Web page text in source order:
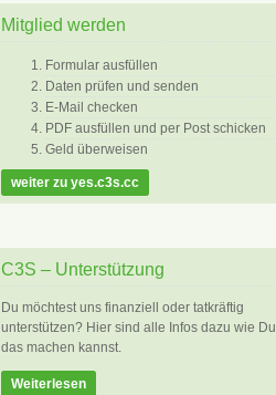
Mitglied werden
Formular ausfüllen
Daten prüfen und senden
E-Mail checken
PDF ausfüllen und per Post schicken
Geld überweisen
weiter zu yes.c3s.cc
C3S – Unterstützung
Du möchtest uns finanziell oder tatkräftig
unterstützen? Hier sind alle Infos dazu wie Du
das machen kannst.
Weiterlesen